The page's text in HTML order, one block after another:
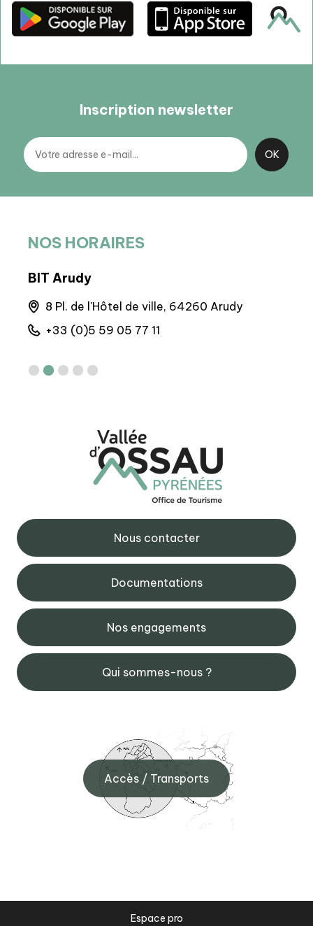
Inscription newsletter
NOS HORAIRES
BIT Arudy
8 Pl. de l'Hôtel de ville, 64260 Arudy
+33 (0)5 59 05 77 11
Nous contacter
Documentations
Nos engagements
Qui sommes-nous ?
Accès / Transports
Espace pro